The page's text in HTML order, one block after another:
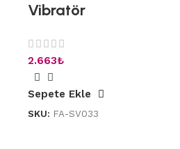
Vibratör
2.663₺
Sepete Ekle
SKU: FA-SV033